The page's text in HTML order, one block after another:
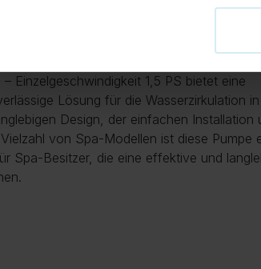
eine Vielzahl von Spa-Konfigurationen
Einzelgeschwindigkeit 1,5 PS bietet eine
Lösung für die Wasserzirkulation
Design, der einfachen Installation
von Spa-Modellen ist diese Pumpe
Spa-Besitzer, die eine effektive und